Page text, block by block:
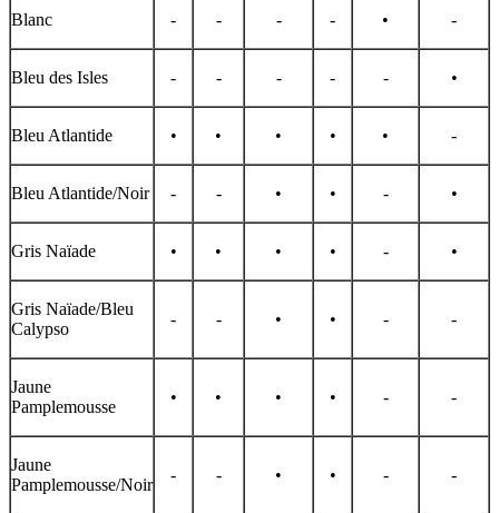
Blanc - - - - • -
Bleu des Isles - - - - - •
Bleu Atlantide • • • • • -
Bleu Atlantide/Noir - - • • - •
Gris Naïade • • • • - •
Gris Naïade/Bleu
Calypso
- - • • - -
Jaune
Pamplemousse
• • • • - -
Jaune
Pamplemousse/Noir
- - • • - -